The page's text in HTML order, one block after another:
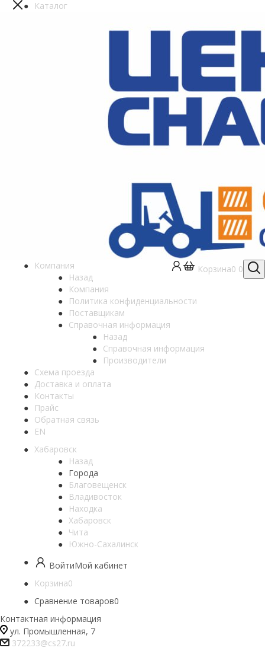
Корзина0 0
Каталог
Компания
Назад
Компания
Политика конфиденциальности
Поставщикам
Справочная информация
Назад
Справочная информация
Производители
Схема проезда
Доставка и оплата
Контакты
Прайс
Обратная связь
EN
Хабаровск
Назад
Города
Благовещенск
Владивосток
Находка
Хабаровск
Чита
Южно-Сахалинск
ВойтиМой кабинет
Корзина0
Сравнение товаров0
Контактная информация
ул. Промышленная, 7
372233@cs27.ru